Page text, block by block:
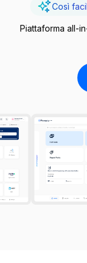
Così
Piattaforma all-